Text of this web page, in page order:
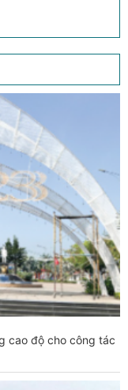
cao độ cho công tác